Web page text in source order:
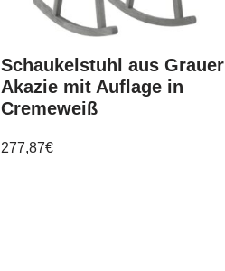
Schaukelstuhl aus Grauer
Akazie mit Auflage in
Cremeweiß
277,87€